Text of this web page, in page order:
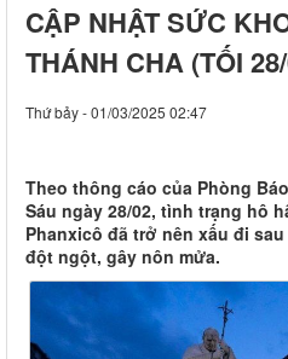
CẬP NHẬT SỨC
THÁNH CHA (TỐI
Thứ bảy - 01/03/2025 02:47
Theo thông cáo của Phòng
Sáu ngày 28/02, tình trạng hô
Phanxicô đã trở nên xấu đi
đột ngột, gây nôn mửa.